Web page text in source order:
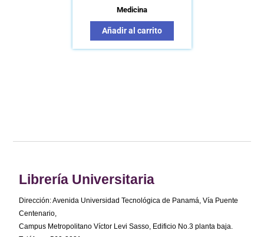
Medicina
Añadir al carrito
Librería Universitaria
Dirección: Avenida Universidad Tecnológica de Panamá, Vía Puente
Centenario,
Campus Metropolitano Víctor Levi Sasso, Edificio No.3 planta baja.